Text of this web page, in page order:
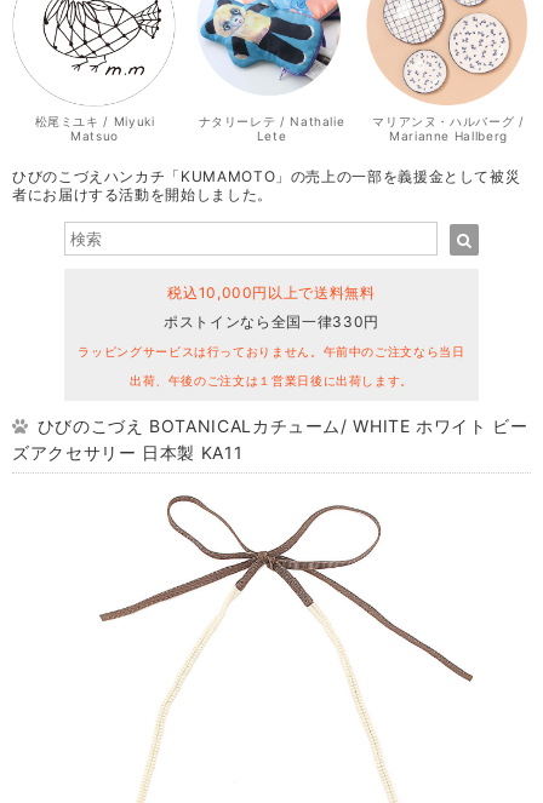
松尾ミユキ / Miyuki
Matsuo
ナタリーレテ / Nathalie
Lete
マリアンヌ・ハルバーグ /
Marianne Hallberg
ひびのこづえハンカチ「KUMAMOTO」の売上の一部を義援金として被災
者にお届けする活動を開始しました。
税込10,000円以上で送料無料
ポストインなら全国一律330円
ラッピングサービスは行っておりません。午前中のご注文なら当日
出荷、午後のご注文は１営業日後に出荷します。
ひびのこづえ BOTANICALカチューム/ WHITE ホワイト ビー
ズアクセサリー 日本製 KA11